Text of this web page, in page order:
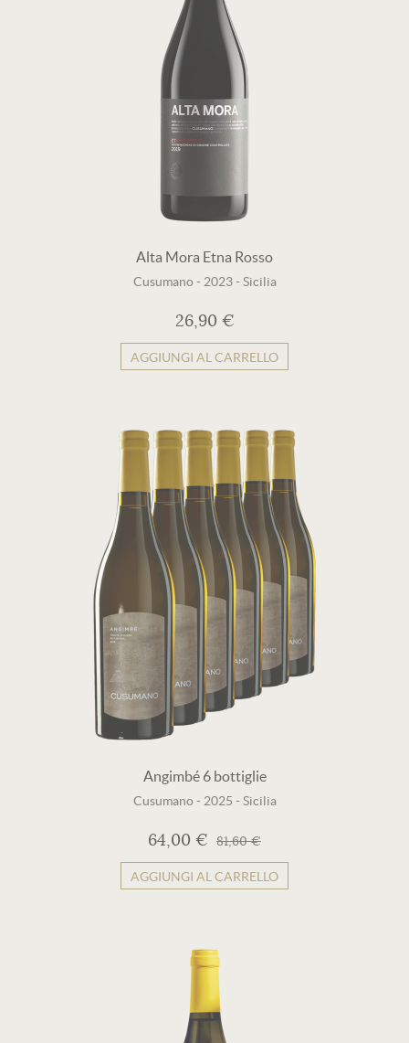
Alta Mora Etna Rosso
Cusumano - 2023- Sicilia
26,90 €
AGGIUNGI AL CARRELLO
Angimbé 6 bottiglie
Cusumano - 2025 - Sicilia
64,00 € 81,60 €
AGGIUNGI AL CARRELLO